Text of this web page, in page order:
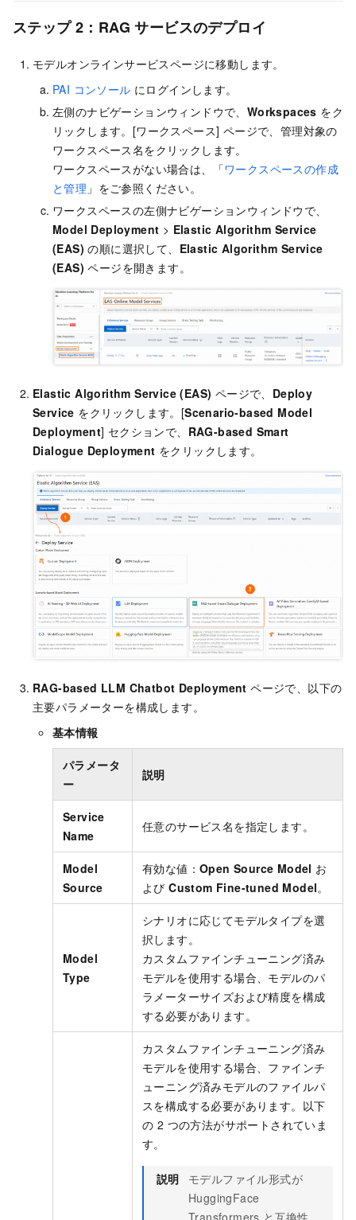
ステップ 2：RAG サービスのデプロイ
モデルオンラインサービスページに移動します。
PAI コンソール にログインします。
左側のナビゲーションウィンドウで、 Workspaces をク
リックします。[ワークスペース] ページで、管理対象の
ワークスペース名をクリックします。
ワークスペースがない場合は、「ワークスペースの作成
と管理 」をご参照ください。
ワークスペースの左側ナビゲーションウィンドウで、
Model Deployment > Elastic Algorithm Service
(EAS) の順に選択して、 Elastic Algorithm Service
(EAS) ページを開きます。
Elastic Algorithm Service (EAS) ページで、 Deploy
Service をクリックします。[Scenario-based Model
Deployment] セクションで、 RAG-based Smart
Dialogue Deployment をクリックします。
RAG-based LLM Chatbot Deployment ページで、以下の
主要パラメーターを構成します。
基本情報
パラメータ
ー
説明
Service
Name
任意のサービス名を指定します。
Model
Source
有効な値： Open Source Model お
よびCustom Fine-tuned Model。
Model
Type
シナリオに応じてモデルタイプを選
択します。
カスタムファインチューニング済み
モデルを使用する場合、モデルのパ
ラメーターサイズおよび精度を構成
する必要があります。
カスタムファインチューニング済み
モデルを使用する場合、ファインチ
ューニング済みモデルのファイルパ
スを構成する必要があります。以下
の 2 つの方法がサポートされていま
す。
説明
モデルファイル形式が
HuggingFace
Transformers と互換性